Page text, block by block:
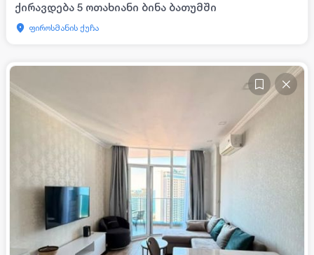
ქირავდება 5 ოთახიანი ბინა ბათუმში
ფიროსმანის ქუჩა